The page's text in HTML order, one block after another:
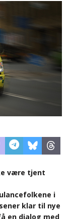
være tjent
i
klar til nye
en dialog med